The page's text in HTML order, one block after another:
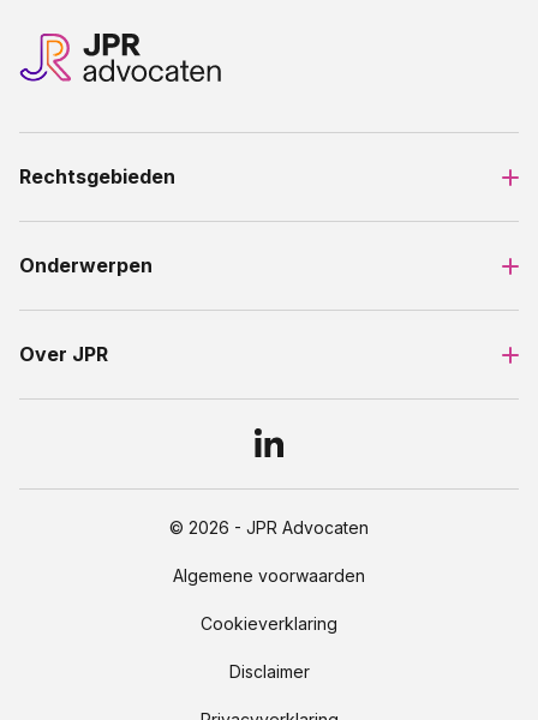
Rechtsgebieden
Onderwerpen
Over JPR
© 2026 - JPR Advocaten
Algemene voorwaarden
Cookieverklaring
Disclaimer